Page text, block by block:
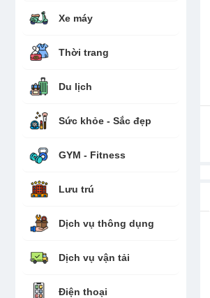
Xe máy
Thời trang
Du lịch
Sức khỏe - Sắc đẹp
GYM - Fitness
Lưu trú
Dịch vụ thông dụng
Dịch vụ vận tải
Điện thoại